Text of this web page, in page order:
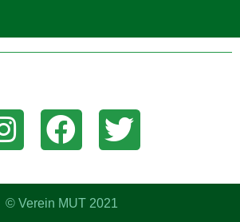
© Verein MUT 2021